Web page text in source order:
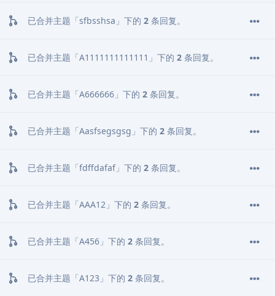
已合并主题「sfbsshsa 」下的 2 条回复。
已合并主题「A1111111111111 」下的 2 条回复。
已合并主题「A666666 」下的 2 条回复。
已合并主题「Aasfsegsgsg 」下的 2 条回复。
已合并主题「fdffdafaf」下的 2 条回复。
已合并主题「AAA12 」下的 2 条回复。
已合并主题「A456 」下的 2 条回复。
已合并主题「A123 」下的 2 条回复。